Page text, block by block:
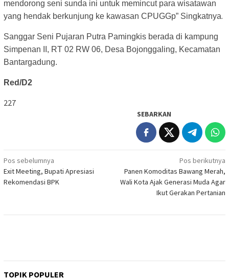
mendorong seni sunda ini untuk memincut para wisatawan
yang hendak berkunjung ke kawasan CPUGGp” Singkatnya.
Sanggar Seni Pujaran Putra Pamingkis berada di kampung
Simpenan II, RT 02 RW 06, Desa Bojonggaling, Kecamatan
Bantargadung.
Red/D2
227
SEBARKAN
Navigasi
pos
Pos sebelumnya
Exit Meeting, Bupati Apresiasi
Rekomendasi BPK
Pos berikutnya
Panen Komoditas Bawang Merah,
Wali Kota Ajak Generasi Muda Agar
Ikut Gerakan Pertanian
TOPIK POPULER